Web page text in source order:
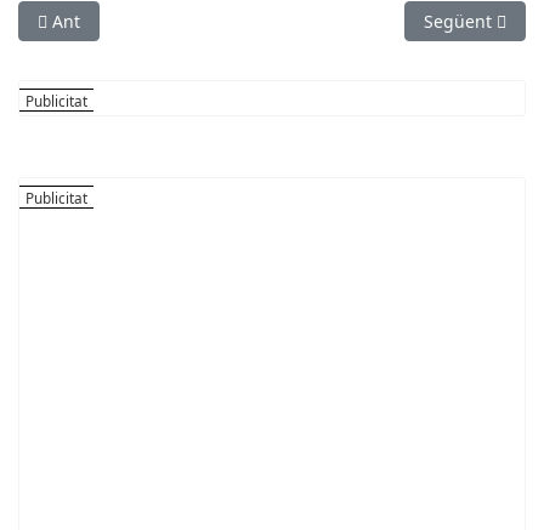
Article anterior: Es presenta a Esplugues la Supercopa de
Ant Article
Següent